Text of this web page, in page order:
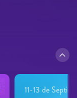
11-13 de